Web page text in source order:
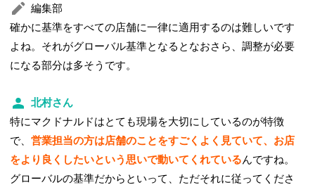
編集部
確かに基準をすべての店舗に一律に適用するのは難しいです
よね。それがグローバル基準となるとなおさら、調整が必要
になる部分は多そうです。
北村さん
特にマクドナルドはとても現場を大切にしているのが特徴
で、営業担当の方は店舗のことをすごくよく見ていて、お店
をより良くしたいという思いで動いてくれているんですね。
グローバルの基準だからといって、ただそれに従ってくださ